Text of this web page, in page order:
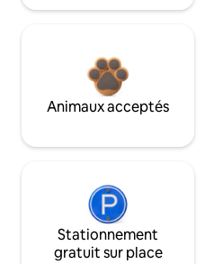
Animaux acceptés
Stationnement
gratuit sur place